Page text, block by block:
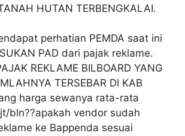
HUTAN TERBENGKALAI.
perhatian PEMDA saat ini
PAD dari pajak reklame.
REKLAME BILBOARD YANG
TERSEBAR DI KAB
harga sewanya rata-rata
bln??apakah vendor sudah
ke Bappenda sesuai